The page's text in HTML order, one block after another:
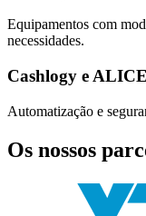
Equipamentos com
necessidades.
Cashlogy e
Automatização e
Os nossos